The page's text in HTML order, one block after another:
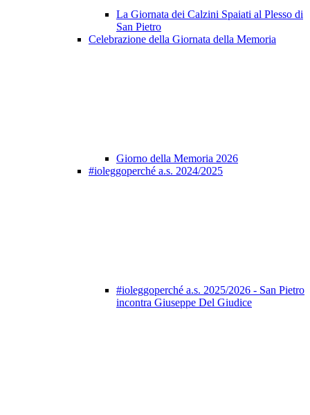
La Giornata dei Calzini Spaiati al Plesso di
San Pietro
Celebrazione della Giornata della Memoria
Giorno della Memoria 2026
#ioleggoperché a.s. 2024/2025
#ioleggoperché a.s. 2025/2026 - San Pietro
incontra Giuseppe Del Giudice